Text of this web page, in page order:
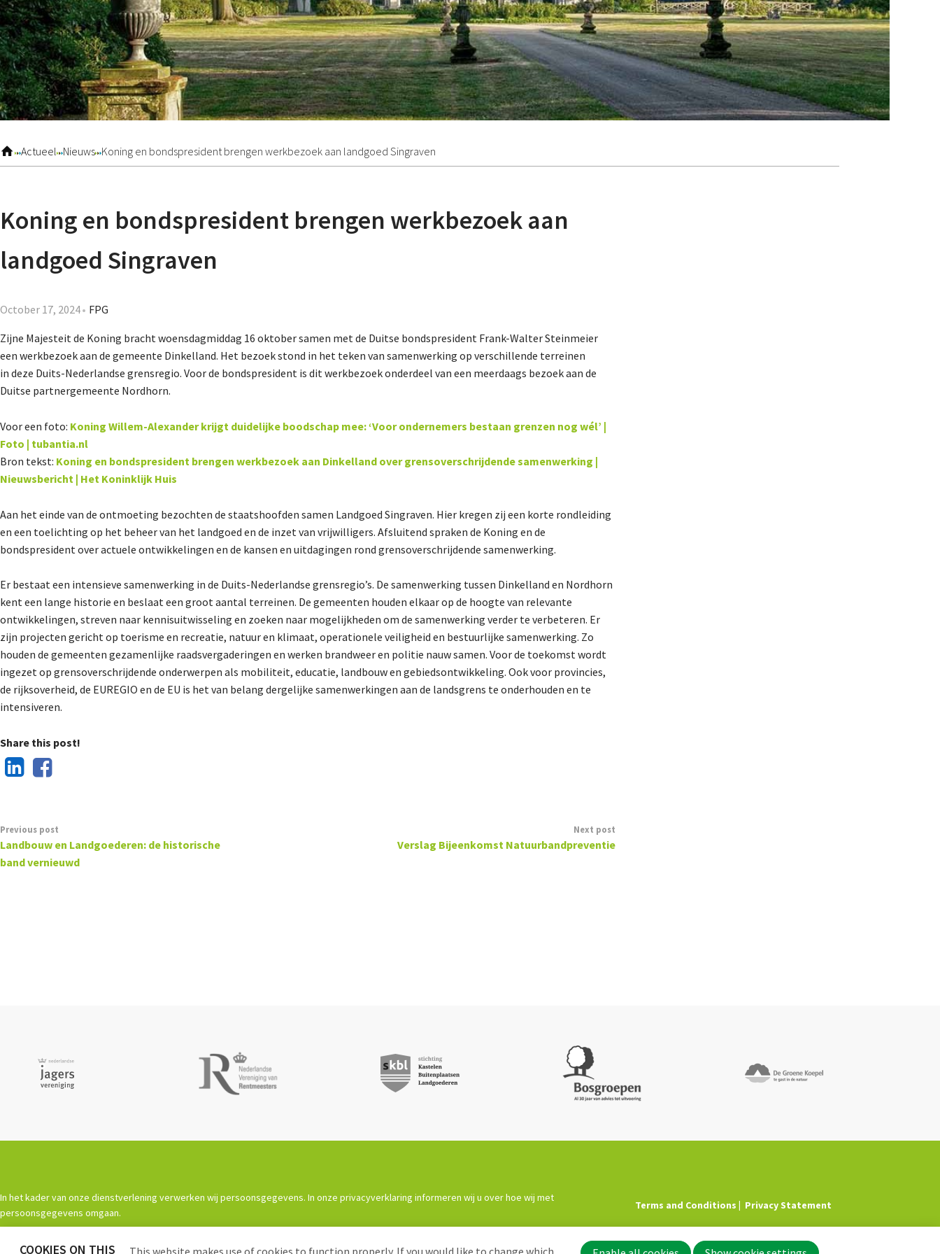
Actueel Nieuws Koning en bondspresident brengen werkbezoek aan landgoed Singraven
Koning en bondspresident brengen werkbezoek aan
landgoed Singraven
October 17, 2024 FPG
Zijne Majesteit de Koning bracht woensdagmiddag 16 oktober samen met de Duitse bondspresident Frank-Walter Steinmeier
een werkbezoek aan de gemeente Dinkelland. Het bezoek stond in het teken van samenwerking op verschillende terreinen
in deze Duits-Nederlandse grensregio. Voor de bondspresident is dit werkbezoek onderdeel van een meerdaags bezoek aan de
Duitse partnergemeente Nordhorn.
Voor een foto: Koning Willem-Alexander krijgt duidelijke boodschap mee: ‘Voor ondernemers bestaan grenzen nog wél’ |
Foto | tubantia.nl
Bron tekst: Koning en bondspresident brengen werkbezoek aan Dinkelland over grensoverschrijdende samenwerking |
Nieuwsbericht | Het Koninklijk Huis
Aan het einde van de ontmoeting bezochten de staatshoofden samen Landgoed Singraven. Hier kregen zij een korte rondleiding
en een toelichting op het beheer van het landgoed en de inzet van vrijwilligers. Afsluitend spraken de Koning en de
bondspresident over actuele ontwikkelingen en de kansen en uitdagingen rond grensoverschrijdende samenwerking.
Er bestaat een intensieve samenwerking in de Duits-Nederlandse grensregio’s. De samenwerking tussen Dinkelland en Nordhorn
kent een lange historie en beslaat een groot aantal terreinen. De gemeenten houden elkaar op de hoogte van relevante
ontwikkelingen, streven naar kennisuitwisseling en zoeken naar mogelijkheden om de samenwerking verder te verbeteren. Er
zijn projecten gericht op toerisme en recreatie, natuur en klimaat, operationele veiligheid en bestuurlijke samenwerking. Zo
houden de gemeenten gezamenlijke raadsvergaderingen en werken brandweer en politie nauw samen. Voor de toekomst wordt
ingezet op grensoverschrijdende onderwerpen als mobiliteit, educatie, landbouw en gebiedsontwikkeling. Ook voor provincies,
de rijksoverheid, de EUREGIO en de EU is het van belang dergelijke samenwerkingen aan de landsgrens te onderhouden en te
intensiveren.
Share this post!
Previous post
Landbouw en Landgoederen: de historische
band vernieuwd
Next post
Verslag Bijeenkomst Natuurbandpreventie
In het kader van onze dienstverlening verwerken wij persoonsgegevens. In onze privacyverklaring informeren wij u over hoe wij met
persoonsgegevens omgaan.
Terms and Conditions Privacy Statement
Powered by Procurios
Agenda
Nieuwsbrief
About us
COOKIES ON THIS This website makes use of cookies to function properly. If you would like to change which